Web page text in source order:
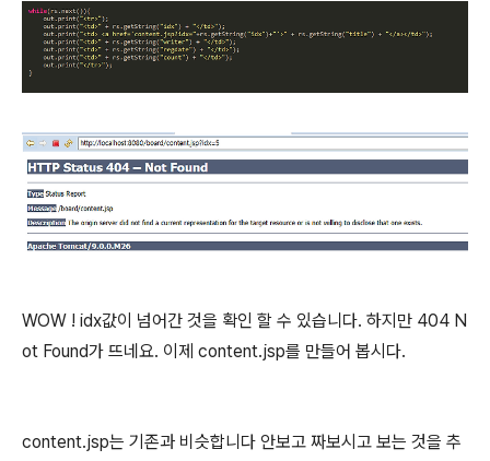
WOW ! idx값이 넘어간 것을 확인 할 수 있습니다. 하지만 404 N
ot Found가 뜨네요. 이제 content.jsp를 만들어 봅시다.
content.jsp는 기존과 비슷합니다 안보고 짜보시고 보는 것을 추